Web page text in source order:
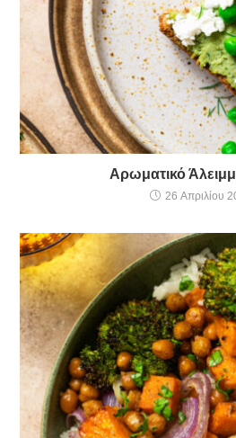
Αρωματικό
26 Απριλίου